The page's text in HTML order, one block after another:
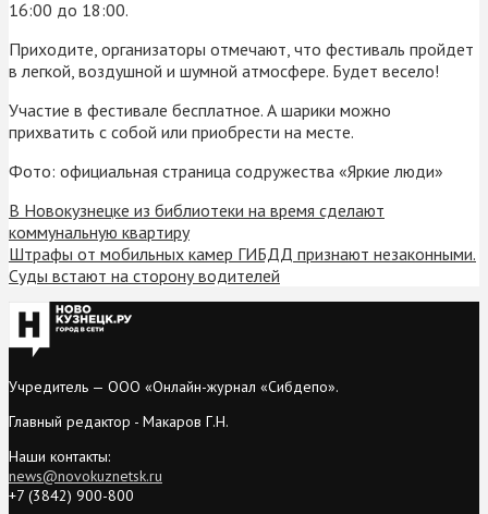
16:00 до 18:00.
Приходите, организаторы отмечают, что фестиваль пройдет
в легкой, воздушной и шумной атмосфере. Будет весело!
Участие в фестивале бесплатное. А шарики можно
прихватить с собой или приобрести на месте.
Фото: официальная страница содружества «Яркие люди»
В Новокузнецке из библиотеки на время сделают
коммунальную квартиру
Штрафы от мобильных камер ГИБДД признают незаконными.
Суды встают на сторону водителей
Учредитель — ООО «Онлайн-журнал «Сибдепо».
Главный редактор - Макаров Г.Н.
Наши контакты:
news@novokuznetsk.ru
+7 (3842) 900-800